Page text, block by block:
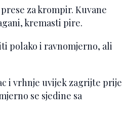
za krompir. Kuvane
kremasti pire.
polako i ravnomjerno, ali
i vrhnje uvijek zagrijte prije
se sjedine sa